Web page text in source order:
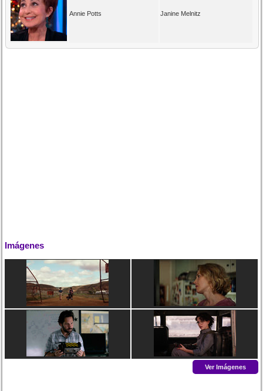
Annie Potts Janine Melnitz
Imágenes
Ver Imágenes